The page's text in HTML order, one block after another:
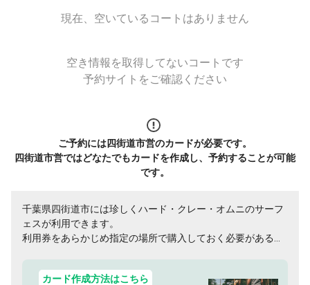
現在、空いているコートはありません
空き情報を取得してないコートです
予約サイトをご確認ください
ご予約には四街道市営のカードが必要です。
四街道市営ではどなたでもカードを作成し、予約することが可能
です。
千葉県四街道市には珍しくハード・クレー・オムニのサーフ
ェスが利用できます。
利用券をあらかじめ指定の場所で購入しておく必要があるの
カード作成方法はこちら